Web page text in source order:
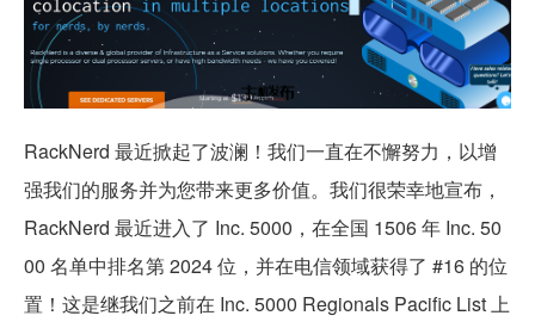
RackNerd 最近掀起了波澜！我们一直在不懈努力，以增
强我们的服务并为您带来更多价值。我们很荣幸地宣布，
RackNerd 最近进入了 Inc. 5000，在全国 1506 年 Inc. 50
00 名单中排名第 2024 位，并在电信领域获得了 #16 的位
置！这是继我们之前在 Inc. 5000 Regionals Pacific List 上